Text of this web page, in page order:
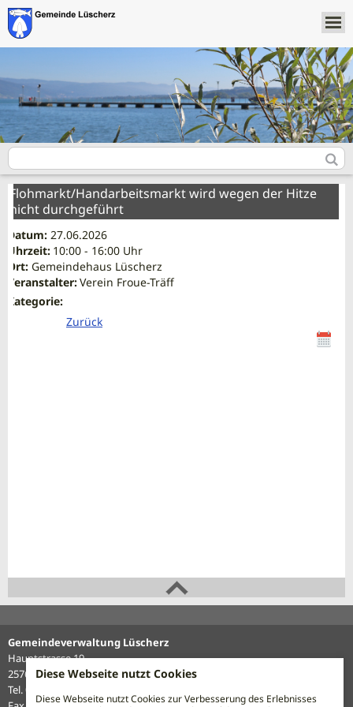
Diese Webseite nutzt Cookies
Diese Webseite nutzt Cookies zur Verbesserung des Erlebnisses
Flohmarkt/Handarbeitsmarkt wird wegen der Hitze
nicht durchgeführt
Datum: 27.06.2026
Uhrzeit: 10:00 - 16:00 Uhr
Ort: Gemeindehaus Lüscherz
Veranstalter:Verein Froue-Träff
Kategorie:
Zurück
Gemeindeverwaltung Lüscherz
Hauptstrasse 19
2576 Lüscherz
Tel. 032 338 12 27